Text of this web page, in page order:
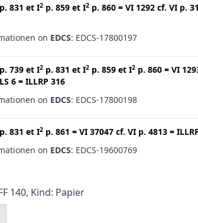
p. 831 et I2 p. 859 et I2 p. 860 = VI 1292 cf. VI p.
on EDCS: EDCS-17800197
p. 739 et I2 p. 831 et I2 p. 859 et I2 p. 860 = VI
6 = ILLRP 316
on EDCS: EDCS-17800198
p. 831 et I2 p. 861 = VI 37047 cf. VI p. 4813 =
on EDCS: EDCS-19600769
140, Kind: Papier